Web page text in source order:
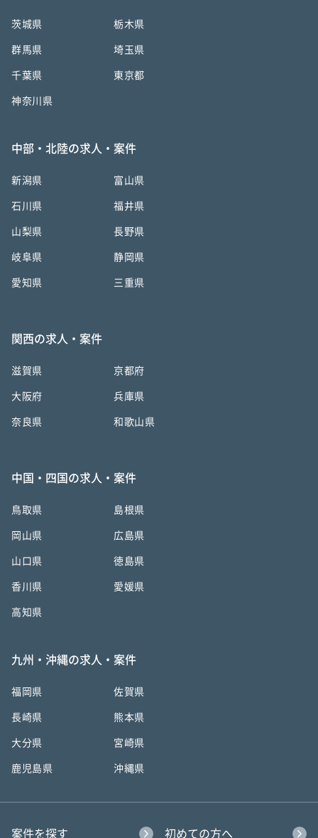
茨城県 栃木県
群馬県 埼玉県
千葉県 東京都
神奈川県
中部・北陸の求人・案件
新潟県 富山県
石川県 福井県
山梨県 長野県
岐阜県 静岡県
愛知県 三重県
関西の求人・案件
滋賀県 京都府
大阪府 兵庫県
奈良県 和歌山県
中国・四国の求人・案件
鳥取県 島根県
岡山県 広島県
山口県 徳島県
香川県 愛媛県
高知県
九州・沖縄の求人・案件
福岡県 佐賀県
長崎県 熊本県
大分県 宮崎県
鹿児島県 沖縄県
案件を探す 初めての方へ